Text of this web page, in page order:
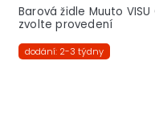
Barová židle Muuto VISU
zvolte provedení
dodání: 2-3 týdny